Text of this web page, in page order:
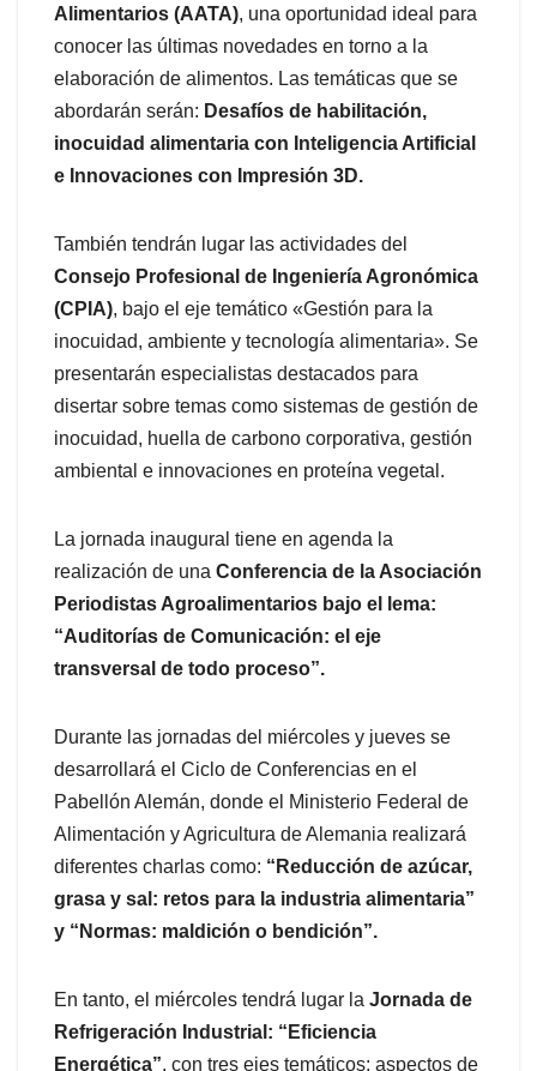
Alimentarios (AATA), una oportunidad ideal para
conocer las últimas novedades en torno a la
elaboración de alimentos. Las temáticas que se
abordarán serán: Desafíos de habilitación,
inocuidad alimentaria con Inteligencia Artificial
e Innovaciones con Impresión 3D.
También tendrán lugar las actividades del
Consejo Profesional de Ingeniería Agronómica
(CPIA), bajo el eje temático «Gestión para la
inocuidad, ambiente y tecnología alimentaria». Se
presentarán especialistas destacados para
disertar sobre temas como sistemas de gestión de
inocuidad, huella de carbono corporativa, gestión
ambiental e innovaciones en proteína vegetal.
La jornada inaugural tiene en agenda la
realización de una Conferencia de la Asociación
Periodistas Agroalimentarios bajo el lema:
“Auditorías de Comunicación: el eje
transversal de todo proceso”.
Durante las jornadas del miércoles y jueves se
desarrollará el Ciclo de Conferencias en el
Pabellón Alemán, donde el Ministerio Federal de
Alimentación y Agricultura de Alemania realizará
diferentes charlas como: “Reducción de azúcar,
grasa y sal: retos para la industria alimentaria”
y “Normas: maldición o bendición”.
En tanto, el miércoles tendrá lugar la Jornada de
Refrigeración Industrial: “Eficiencia
Energética”, con tres ejes temáticos: aspectos de